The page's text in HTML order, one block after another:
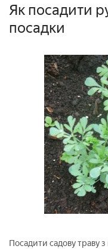
Як посадити
посадки
Посадити садову траву